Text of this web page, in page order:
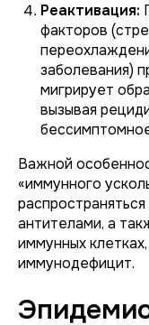
Реактивация:
факторов
заболевания)
мигрирует
вызывая
Важной
«иммунного
антителами, а
иммунных
иммунодефицит.